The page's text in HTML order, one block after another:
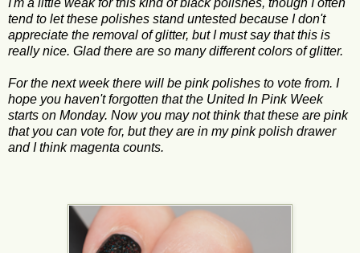
tend to let these polishes stand untested because I don't
appreciate the removal of glitter, but I must say that this is
really nice. Glad there are so many different colors of glitter.
For the next week there will be pink polishes to vote from. I
hope you haven't forgotten that the United In Pink Week
starts on Monday. Now you may not think that these are pink
that you can vote for, but they are in my pink polish drawer
and I think magenta counts.